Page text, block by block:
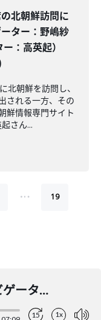
の北朝鮮訪問に
ター：野嶋紗
：高英起）
北朝鮮を訪問し、
される一方、その
鮮情報専門サイト
さん...
… 19
「イギリス・ダガー賞」(ナビゲーター：石田健 コメンテーター：倉本さおり)2025年7月3日(木)
15 1x